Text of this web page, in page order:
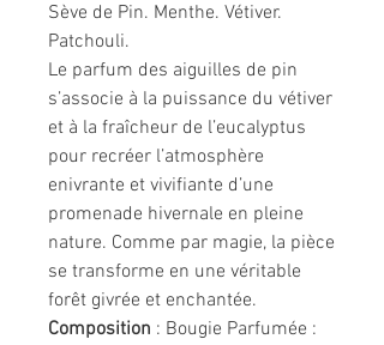
Sève de Pin. Menthe. Vétiver.
Patchouli.
Le parfum des aiguilles de pin
s’associe à la puissance du vétiver
et à la fraîcheur de l’eucalyptus
pour recréer l’atmosphère
enivrante et vivifiante d’une
promenade hivernale en pleine
nature. Comme par magie, la pièce
se transforme en une véritable
forêt givrée et enchantée.
Composition : Bougie Parfumée :